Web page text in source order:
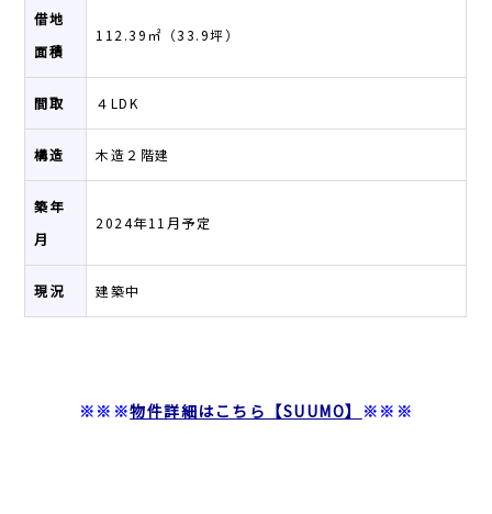
借地
面積
112.39㎡（33.9坪）
間取 ４LDK
構造 木造２階建
築年
月
2024年11月予定
現況 建築中
※※※物件詳細はこちら【SUUMO】 ※※※